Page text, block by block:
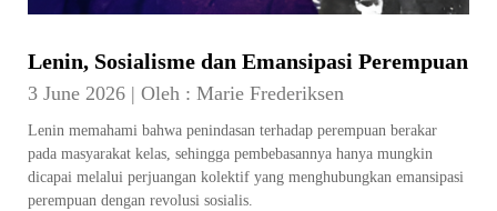
Lenin, Sosialisme dan Emansipasi Perempuan
3 June 2026 | Oleh : Marie Frederiksen
Lenin memahami bahwa penindasan terhadap perempuan berakar
pada masyarakat kelas, sehingga pembebasannya hanya mungkin
dicapai melalui perjuangan kolektif yang menghubungkan emansipasi
perempuan dengan revolusi sosialis.